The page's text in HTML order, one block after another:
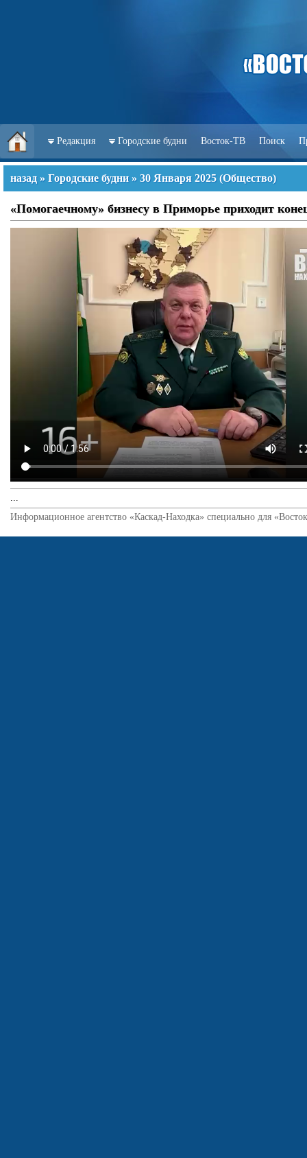
Редакция Городские будни Восток-ТВ Поиск
назад » Городские будни » 30 Января 2025 (Общество)
«Помогаечному» бизнесу в Приморье приходит
...
Информационное агентство «Каскад-Находка» специально для